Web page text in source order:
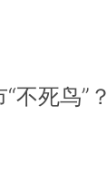
不死鸟”？